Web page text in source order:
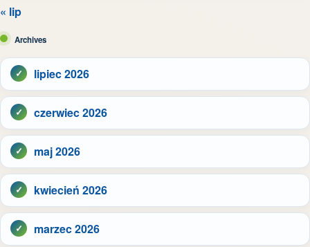
« lip
Archives
lipiec 2026
czerwiec 2026
maj 2026
kwiecień 2026
marzec 2026